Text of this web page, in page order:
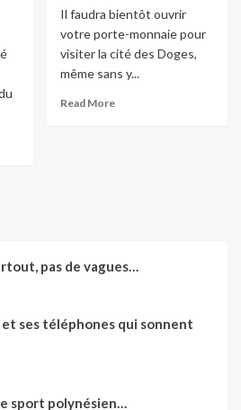
Il faudra bientôt ouvrir
votre porte-monnaie pour
visiter la cité des Doges,
même sans y...
Read More
pas de vagues…
et ses téléphones qui sonnent
sport polynésien…